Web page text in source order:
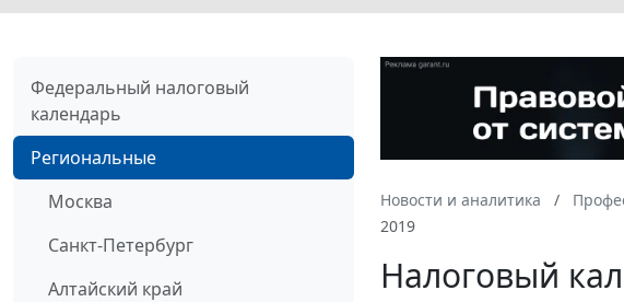
Федеральный налоговый
календарь
Региональные
Москва
Санкт-Петербург
Алтайский край
Новости и аналитика
2019
Налоговый